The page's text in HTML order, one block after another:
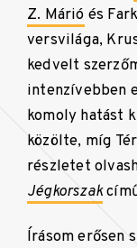
Z. Márió és
versvilága,
kedvelt
intenzívebben
komoly hatást
közölte, míg
részletet
Jégkorszak
Írásom erősen